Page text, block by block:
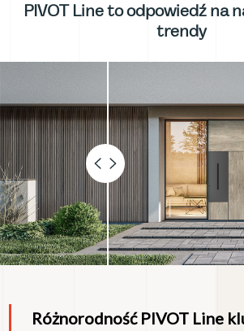
PIVOT Line to odpowiedź na
trendy
Różnorodność PIVOT Line